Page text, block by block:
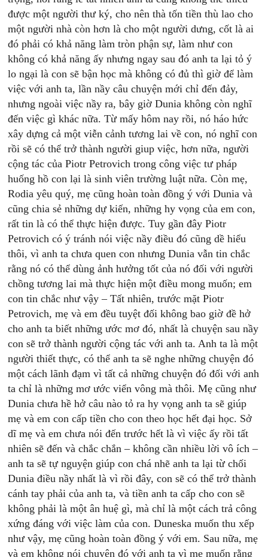
được một người thư ký, cho nên thà tốn tiền thù lao cho
một người nhà còn hơn là cho một người dưng, cốt là ai
đó phải có khả năng làm tròn phận sự, làm như con
không có khả năng ấy nhưng ngay sau đó anh ta lại tỏ ý
lo ngại là con sẽ bận học mà không có đủ thì giờ để làm
việc với anh ta, lần nầy câu chuyện mới chỉ đến đảy,
nhưng ngoài việc nầy ra, bây giờ Dunia không còn nghĩ
đến việc gì khác nữa. Từ mấy hôm nay rồi, nó háo hức
xây dựng cả một viễn cảnh tương lai về con, nó nghĩ con
rồi sẽ có thể trở thành người giup việc, hơn nữa, người
cộng tác của Piotr Petrovich trong công việc tư pháp
huống hồ con lại là sinh viên trường luật nữa. Còn mẹ,
Rodia yêu quý, mẹ cũng hoàn toàn đồng ý với Dunia và
cũng chia sẻ những dự kiến, những hy vọng của em con,
rất tin là có thể thực hiện được. Tuy gần đây Piotr
Petrovich có ý tránh nói việc nầy điều đó cũng dề hiểu
thôi, vì anh ta chưa quen con nhưng Dunia vẫn tin chắc
rằng nó có thể dùng ảnh hưởng tốt của nó đối với người
chồng tương lai mà thực hiện một điều mong muốn; em
con tin chắc như vậy – Tất nhiên, trước mặt Piotr
Petrovich, mẹ và em đều tuyệt đối không bao giờ đề hở
cho anh ta biết những ước mơ đó, nhất là chuyện sau nầy
con sẽ trở thành người cộng tác với anh ta. Anh ta là một
người thiết thực, có thể anh ta sẽ nghe những chuyện đó
một cách lãnh đạm vì tất cả những chuyện đó đối với anh
ta chỉ là những mơ ước viển vông mà thôi. Mẹ cũng như
Dunia chưa hề hở câu nào tỏ ra hy vọng anh ta sẽ giúp
mẹ và em con cấp tiền cho con theo học hết đại học. Sở
dĩ mẹ và em chưa nói đến trước hết là vì việc ấy rồi tất
nhiên sẽ đến và chắc chắn – không cần nhiều lời vô ích –
anh ta sẽ tự nguyện giúp con chá nhẽ anh ta lại từ chối
Dunia điều nầy nhất là vì rồi đây, con sẽ có thể trở thành
cánh tay phải của anh ta, và tiền anh ta cấp cho con sẽ
không phải là một ân huệ gì, mà chỉ là một cách trả công
xứng đáng với việc làm của con. Duneska muốn thu xếp
như vậy, mẹ cũng hoàn toàn đồng ý với em. Sau nữa, mẹ
và em không nói chuyện đó với anh ta vì mẹ muốn rằng